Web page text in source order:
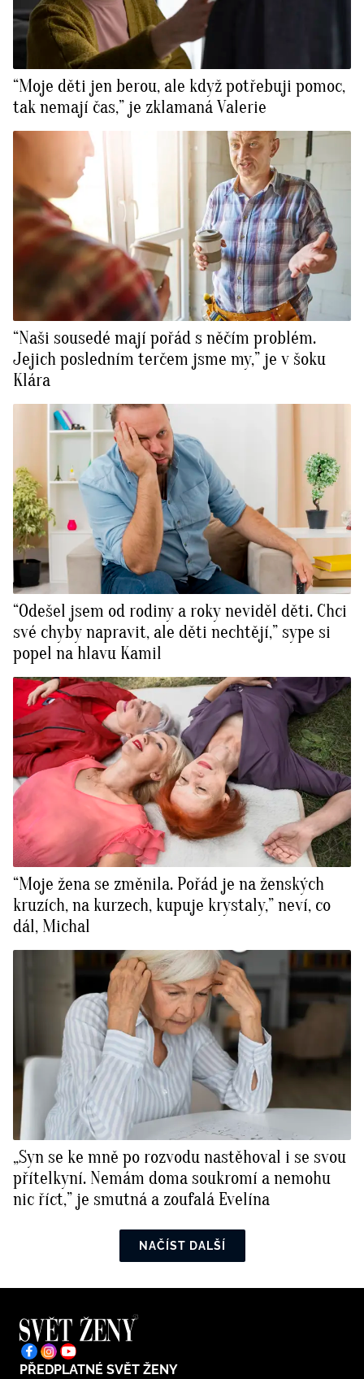
“Moje děti jen berou, ale když potřebuji pomoc,
tak nemají čas,” je zklamaná Valerie
“Naši sousedé mají pořád s něčím problém.
Jejich posledním terčem jsme my,” je v šoku
Klára
“Odešel jsem od rodiny a roky neviděl děti. Chci
své chyby napravit, ale děti nechtějí,” sype si
popel na hlavu Kamil
“Moje žena se změnila. Pořád je na ženských
kruzích, na kurzech, kupuje krystaly,” neví, co
dál, Michal
„Syn se ke mně po rozvodu nastěhoval i se svou
přítelkyní. Nemám doma soukromí a nemohu
nic říct,” je smutná a zoufalá Evelína
NAČÍST DALŠÍ
PŘEDPLATNÉ SVĚT ŽENY